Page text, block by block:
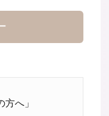
方へ」